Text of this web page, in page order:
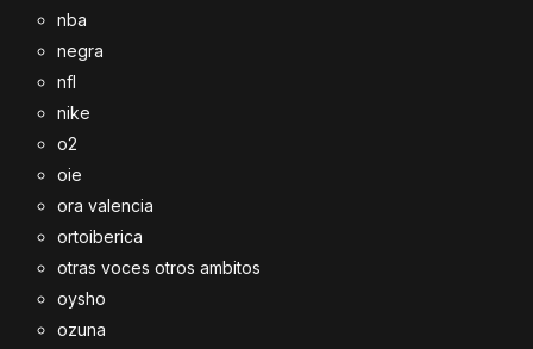
nba
negra
nfl
nike
o2
oie
ora valencia
ortoiberica
otras voces otros ambitos
oysho
ozuna